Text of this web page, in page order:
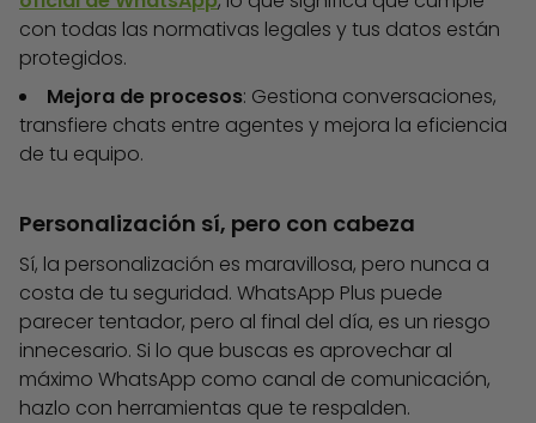
con todas las normativas legales y tus datos están
protegidos.
Mejora de procesos: Gestiona conversaciones,
transfiere chats entre agentes y mejora la eficiencia
de tu equipo.
Personalización sí, pero con cabeza
Sí, la personalización es maravillosa, pero nunca a
costa de tu seguridad. WhatsApp Plus puede
parecer tentador, pero al final del día, es un riesgo
innecesario. Si lo que buscas es aprovechar al
máximo WhatsApp como canal de comunicación,
hazlo con herramientas que te respalden.